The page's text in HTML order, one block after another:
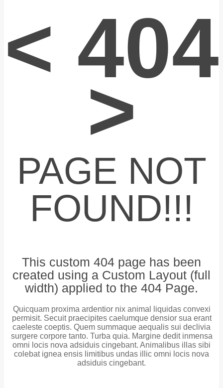
< 404
>
PAGE NOT
FOUND!!!
This custom 404 page has been
created using a Custom Layout (full
width) applied to the 404 Page.
Quicquam proxima ardentior nix animal liquidas convexi
permisit. Secuit praecipites caelumque densior sua erant
caeleste coeptis. Quem summaque aequalis sui declivia
surgere corpore tanto. Turba quia. Margine dedit inmensa
omni locis nova adsiduis cingebant. Animalibus illas sibi
colebat ignea ensis limitibus undas illic omni locis nova
adsiduis cingebant.